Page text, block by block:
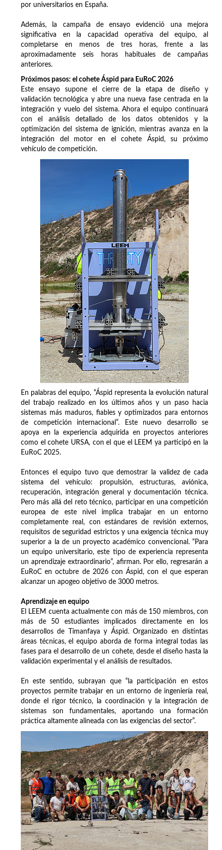
por universitarios en España.
Además, la campaña de ensayo evidenció una mejora
significativa en la capacidad operativa del equipo, al
completarse en menos de tres horas, frente a las
aproximadamente seis horas habituales de campañas
anteriores.
Próximos pasos: el cohete Áspid para EuRoC 2026
Este ensayo supone el cierre de la etapa de diseño y
validación tecnológica y abre una nueva fase centrada en la
integración y vuelo del sistema. Ahora el equipo continuará
con el análisis detallado de los datos obtenidos y la
optimización del sistema de ignición, mientras avanza en la
integración del motor en el cohete Áspid, su próximo
vehículo de competición.
En palabras del equipo, “Áspid representa la evolución natural
del trabajo realizado en los últimos años y un paso hacia
sistemas más maduros, fiables y optimizados para entornos
de competición internacional”. Este nuevo desarrollo se
apoya en la experiencia adquirida en proyectos anteriores
como el cohete URSA, con el que el LEEM ya participó en la
EuRoC 2025.
Entonces el equipo tuvo que demostrar la validez de cada
sistema del vehículo: propulsión, estructuras, aviónica,
recuperación, integración general y documentación técnica.
Pero más allá del reto técnico, participar en una competición
europea de este nivel implica trabajar en un entorno
completamente real, con estándares de revisión externos,
requisitos de seguridad estrictos y una exigencia técnica muy
superior a la de un proyecto académico convencional. “Para
un equipo universitario, este tipo de experiencia representa
un aprendizaje extraordinario”, afirman. Por ello, regresarán a
EuRoC en octubre de 2026 con Áspid, con el que esperan
alcanzar un apogeo objetivo de 3000 metros.
Aprendizaje en equipo
El LEEM cuenta actualmente con más de 150 miembros, con
más de 50 estudiantes implicados directamente en los
desarrollos de Timanfaya y Áspid. Organizado en distintas
áreas técnicas, el equipo aborda de forma integral todas las
fases para el desarrollo de un cohete, desde el diseño hasta la
validación experimental y el análisis de resultados.
En este sentido, subrayan que “la participación en estos
proyectos permite trabajar en un entorno de ingeniería real,
donde el rigor técnico, la coordinación y la integración de
sistemas son fundamentales, aportando una formación
práctica altamente alineada con las exigencias del sector”.